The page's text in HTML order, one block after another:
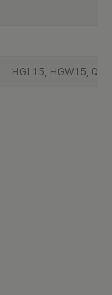
HGL15, HGW15,